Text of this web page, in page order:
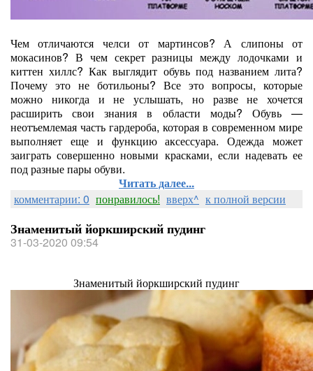
Чем отличаются челси от мартинсов? А слипоны от
мокасинов? В чем секрет разницы между лодочками и
киттен хиллс? Как выглядит обувь под названием лита?
Почему это не ботильоны? Все это вопросы, которые
можно никогда и не услышать, но разве не хочется
расширить свои знания в области моды? Обувь —
неотъемлемая часть гардероба, которая в современном мире
выполняет еще и функцию аксессуара. Одежда может
заиграть совершенно новыми красками, если надевать ее
под разные пары обуви.
Читать далее...
комментарии: 0 понравилось! вверх^ к полной версии
Знаменитый йоркширский пудинг
31-03-2020 09:54
Знаменитый йоркширский пудинг